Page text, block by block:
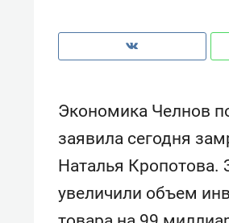
Экономика Челнов
заявила сегодня
Наталья Кропотова.
увеличили объем
Как ГК «МИР ГРУПП» и
создают оазис жилого
комфорта под